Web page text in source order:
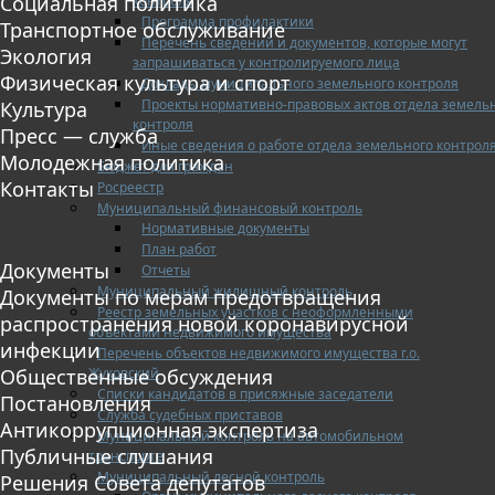
Программа профилактики
Перечень сведений и документов, которые могут
запрашиваться у контролируемого лица
Доклады муниципального земельного контроля
Проекты нормативно-правовых актов отдела
контроля
Иные сведения о работе отдела земельного
Бюджет для граждан
Росреестр
Муниципальный финансовый контроль
Нормативные документы
План работ
Отчеты
Муниципальный жилищный контроль
Реестр земельных участков с неоформленными
объектами недвижимого имущества
Перечень объектов недвижимого имущества г.о.
Жуковский
Списки кандидатов в присяжные заседатели
Служба судебных приставов
Муниципальный контроль на автомобильном
транспорте
Муниципальный лесной контроль
Транспортное обслуживание
Экология
Физическая культура и спорт
Культура
Пресс — служба
Молодежная политика
Контакты
Документы
Документы по мерам предотвращения
распространения новой коронавирусной
инфекции
Общественные обсуждения
Постановления
Антикоррупционная экспертиза
Публичные слушания
Решения Совета депутатов